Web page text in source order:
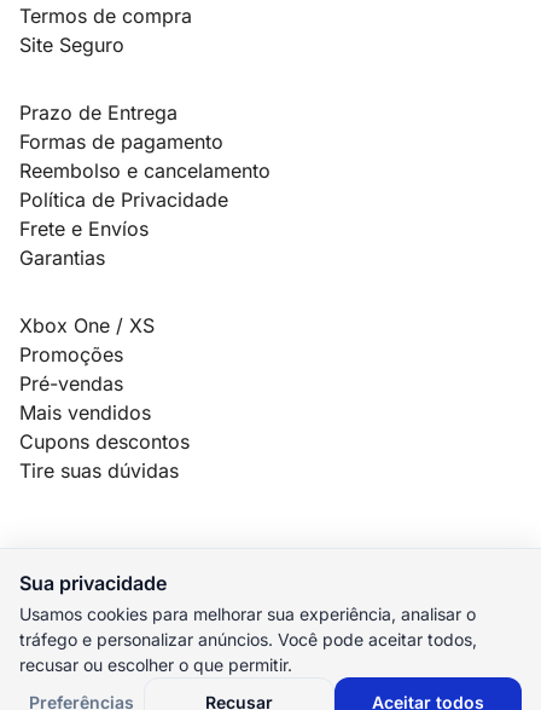
Termos de compra
Site Seguro
Prazo de Entrega
Formas de pagamento
Reembolso e cancelamento
Política de Privacidade
Frete e Envíos
Garantias
Xbox One / XS
Promoções
Pré-vendas
Mais vendidos
Cupons descontos
Tire suas dúvidas
© 2026 MauroSPBR Games. Todos os direitos reservados.
elo HIPER AMEX pix
Sua privacidade
Usamos cookies para melhorar sua experiência, analisar o
tráfego e personalizar anúncios. Você pode aceitar todos,
recusar ou escolher o que permitir.
Preferências
Recusar Aceitar todos